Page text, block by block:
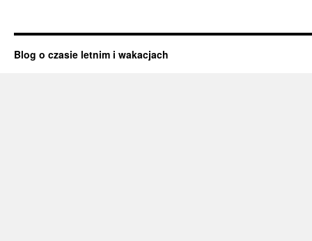
Blog o czasie letnim i wakacjach